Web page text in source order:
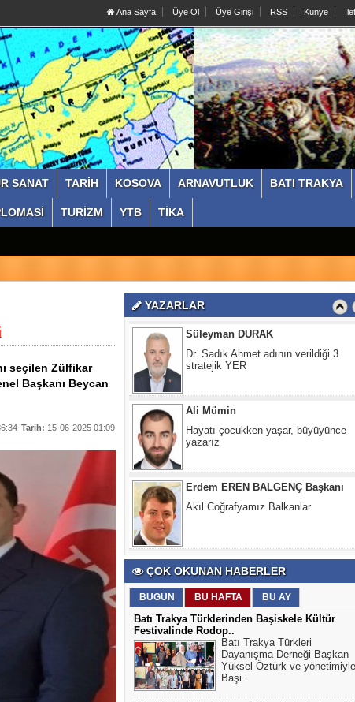
Ana Sayfa Üye Ol Üye Girişi RSS Künye
SANAT TARİH KOSOVA ARNAVUTLUK BATI TRAKYA
TURİZM YTB TİKA
seçilen Zülfikar
Başkanı Beycan
Tarih: 15-06-2025 01:09
YAZARLAR
Dr.Bayram ÇOLAKOĞLU
Bulgaristan Türklerinin Davası Ve
Filmi
Volkan ŞENEL Tarihçi-Yazar
Bozgun’un 100. Yılında Balkanlarda
Olmak
Dr. Sadık Ahmet adının verildiği 3
stratejik YER
Ali Mümin
yazarız
Erdem EREN BALGENÇ Başkanı
eteklerinden Breştanik'li 3 kahraman
ÇOK OKUNAN HABERLER
BUGÜN BU HAFTA BU AY
Batı Trakya Türklerinden Başiskele Kültür
Festivalinde Rodop..
Batı Trakya Türkleri
Dayanışma Derneği Başkan
Yüksel Öztürk ve yönetimiyle
Başi..